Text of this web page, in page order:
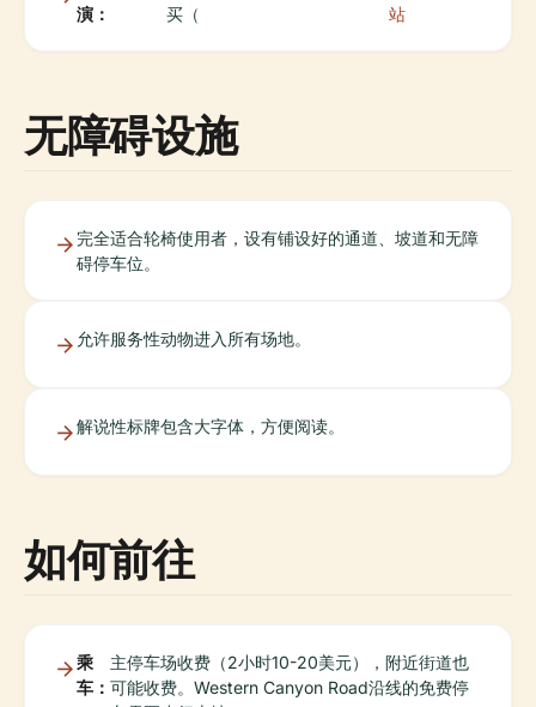
演：
买（
站
无障碍设施
完全适合轮椅使用者，设有铺设好的通道、坡道和无障
碍停车位。
允许服务性动物进入所有场地。
解说性标牌包含大字体，方便阅读。
如何前往
乘
车：
主停车场收费（2小时10-20美元），附近街道也
可能收费。Western Canyon Road沿线的免费停